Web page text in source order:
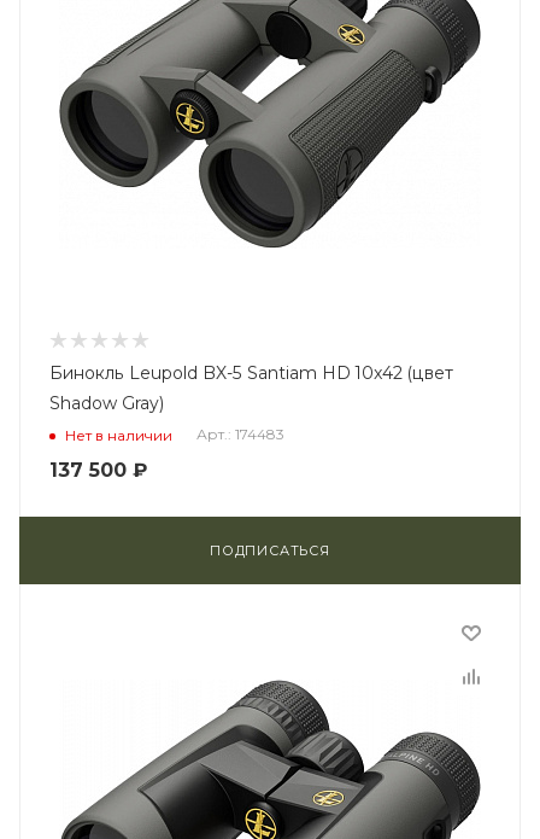
Бинокль Leupold BX-5 Santiam HD 10x42 (цвет
Shadow Gray)
Нет в наличии Арт.: 174483
137 500 ₽
ПОДПИСАТЬСЯ